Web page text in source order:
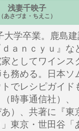
浅妻千映子
（あさづま・ちえこ）
学卒業。鹿島
ａｎｃｙｕ』な
としてワインス
務める。日本ソ
でレシピガイド
時事通信社）、
）、共著に『東
東京・世田谷「